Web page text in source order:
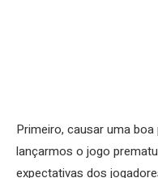
Primeiro, causar uma
lançarmos o jogo
expectativas dos